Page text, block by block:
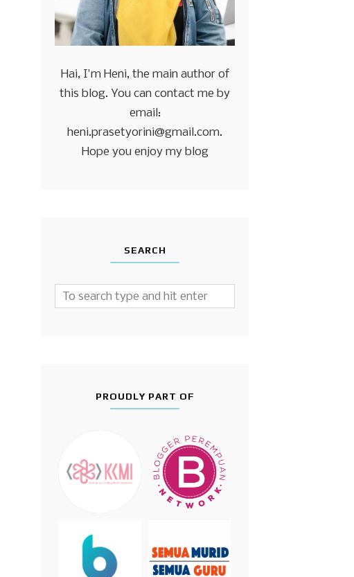
Hai, I'm Heni, the main author of
this blog. You can contact me by
email:
heni.prasetyorini@gmail.com.
Hope you enjoy my blog
SEARCH
PROUDLY PART OF